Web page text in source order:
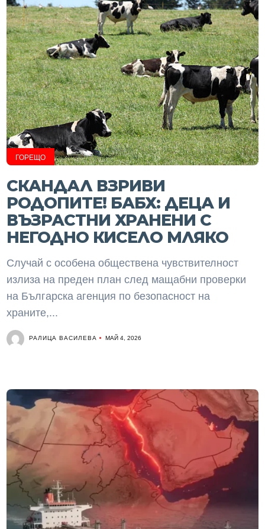
ГОРЕЩО
СКАНДАЛ ВЗРИВИ
РОДОПИТЕ! БАБХ: ДЕЦА И
ВЪЗРАСТНИ ХРАНЕНИ С
НЕГОДНО КИСЕЛО МЛЯКО
Случай с особена обществена чувствителност
излиза на преден план след мащабни проверки
на Българска агенция по безопасност на
храните,...
РАЛИЦА ВАСИЛЕВА МАЙ 4, 2026